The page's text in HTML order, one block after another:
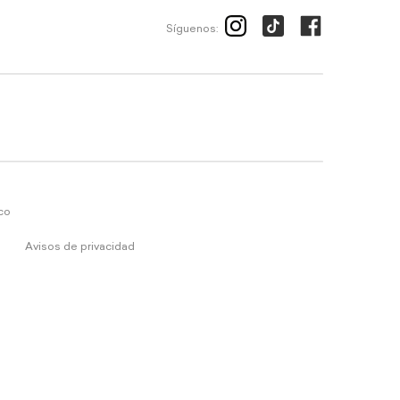
Síguenos:
Avisos de privacidad